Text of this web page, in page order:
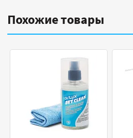
Похожие товары